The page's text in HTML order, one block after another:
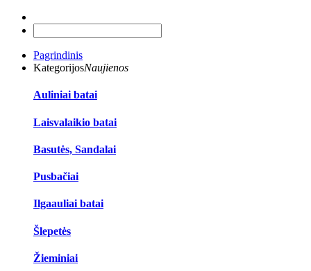
Pagrindinis
KategorijosNaujienos
Auliniai batai
Laisvalaikio batai
Basutės, Sandalai
Pusbačiai
Ilgaauliai batai
Šlepetės
Žieminiai